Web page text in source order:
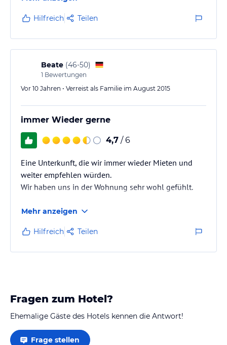
Hilfreich Teilen
Beate (46-50)
1 Bewertungen
Vor 10 Jahren • Verreist als Familie im August 2015
immer Wieder gerne
4,7 / 6
Eine Unterkunft, die wir immer wieder Mieten und
weiter empfehlen würden.
Wir haben uns in der Wohnung sehr wohl gefühlt.
Mehr anzeigen
Hilfreich Teilen
Fragen zum Hotel?
Ehemalige Gäste des Hotels kennen die Antwort!
Frage stellen